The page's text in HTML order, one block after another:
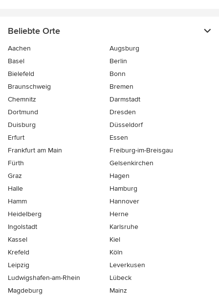
Beliebte Orte
Aachen
Augsburg
Basel
Berlin
Bielefeld
Bonn
Braunschweig
Bremen
Chemnitz
Darmstadt
Dortmund
Dresden
Duisburg
Düsseldorf
Erfurt
Essen
Frankfurt am Main
Freiburg-im-Breisgau
Fürth
Gelsenkirchen
Graz
Hagen
Halle
Hamburg
Hamm
Hannover
Heidelberg
Herne
Ingolstadt
Karlsruhe
Kassel
Kiel
Krefeld
Köln
Leipzig
Leverkusen
Ludwigshafen-am-Rhein
Lübeck
Magdeburg
Mainz